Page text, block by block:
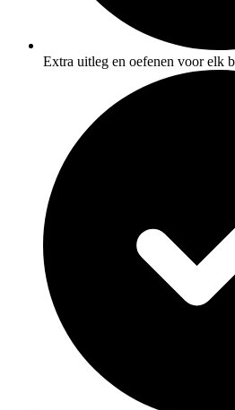
Extra uitleg en oefenen voor elk